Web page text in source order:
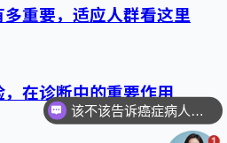
重要，适应人群看这里
在诊断中的重要作用